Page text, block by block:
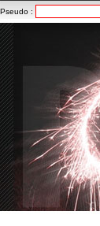
Pseudo :